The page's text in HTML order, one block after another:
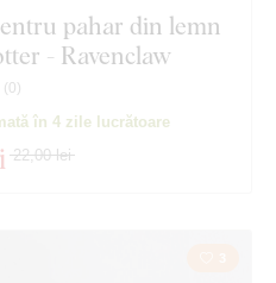
pahar din lemn
- Ravenclaw
( 0)
în 4 zile lucrătoare
22,00 lei